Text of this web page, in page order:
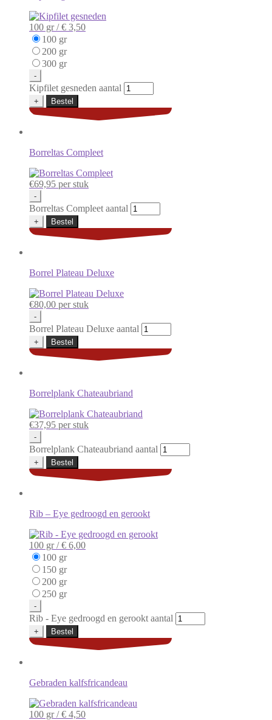
100 gr /€ 3,50
100 gr
200 gr
300 gr
-
Kipfilet gesneden aantal
+ Bestel
Borreltas Compleet
€69,95 per stuk
-
Borreltas Compleet aantal
+ Bestel
Borrel Plateau Deluxe
€80,00 per stuk
-
Borrel Plateau Deluxe aantal
+ Bestel
Borrelplank Chateaubriand
€37,95 per stuk
-
Borrelplank Chateaubriand aantal
+ Bestel
Rib – Eye gedroogd en gerookt
100 gr /€ 6,00
100 gr
150 gr
200 gr
250 gr
-
Rib - Eye gedroogd en gerookt aantal
+ Bestel
Gebraden kalfsfricandeau
100 gr /€ 4,50